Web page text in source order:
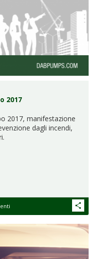
2017
2017, manifestazione
dagli incendi,